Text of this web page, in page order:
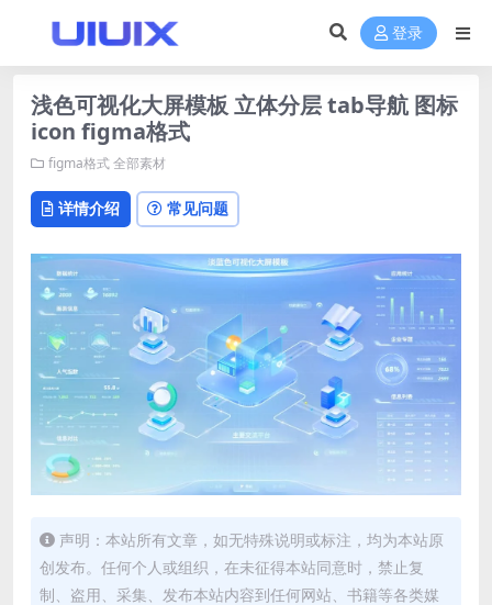
登录
浅色可视化大屏模板 立体分层 tab导航 图标
icon figma格式
figma格式全部素材
详情介绍 常见问题
声明：本站所有文章，如无特殊说明或标注，均为本站原
创发布。任何个人或组织，在未征得本站同意时，禁止复
制、盗用、采集、发布本站内容到任何网站、书籍等各类媒